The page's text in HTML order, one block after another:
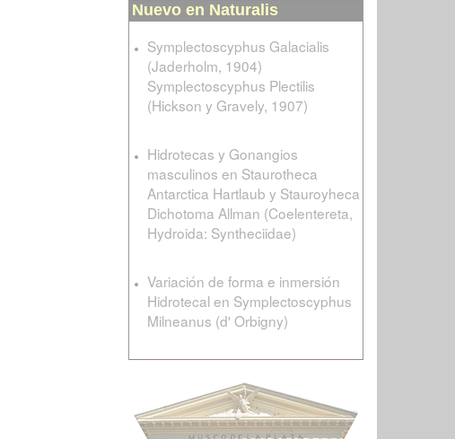
Nuevo en Naturalis
Symplectoscyphus Galacialis
(Jaderholm, 1904)
Symplectoscyphus Plectilis
(Hickson y Gravely, 1907)
Hidrotecas y Gonangios
masculinos en Staurotheca
Antarctica Hartlaub y Stauroyheca
Dichotoma Allman (Coelentereta,
Hydroida: Syntheciidae)
Variación de forma e inmersión
Hidrotecal en Symplectoscyphus
Milneanus (d' Orbigny)